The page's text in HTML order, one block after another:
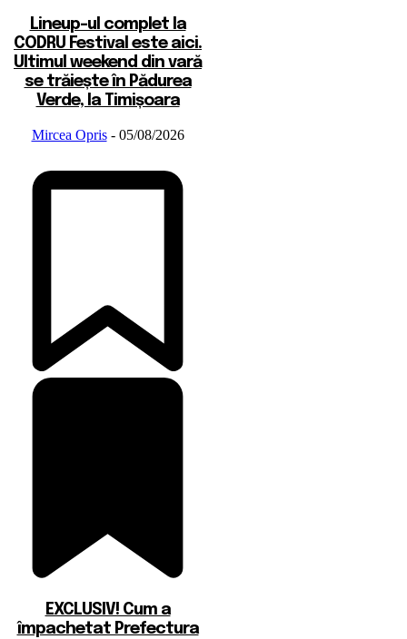
Lineup-ul complet la
CODRU Festival este aici.
Ultimul weekend din vară
se trăiește în Pădurea
Verde, la Timișoara
Mircea Opris - 05/08/2026
EXCLUSIV! Cum a
împachetat Prefectura